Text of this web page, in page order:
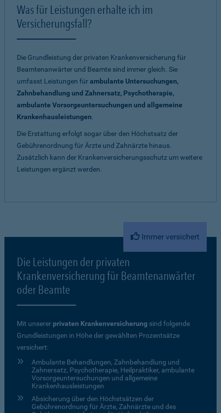
Was für Leistungen erhalte ich im
Versicherungsfall?
Die Grundleistung der privaten Krankenversicherung für
Beamtenanwärter und Beamte sind immer gleich. Sie
umfasst Leistungen fürambulante Untersuchungen,
Zahnbehandlung und Zahnersatz, Psychotherapie,
ambulante Vorsorgeuntersuchungen und allgemeine
Krankenhausleistungen.
Die Erstattung erfolgt sogar über den Höchstsatz der
Gebührenordnung für Ärzte und Zahnärzte hinaus.
Zusätzlich kann der Krankenversicherungsschutz um weitere
Leistungen ergänzt werden.
Immer versichert
Die Leistungen der privaten
Krankenversicherung für Beamtenanwärter
oder Beamte
Mit unserer privaten Krankenversicherung sind folgende
Grundleistungen in Höhe der gewählten Prozentsätze
versichert:
Ambulante Behandlungen, Zahnbehandlung und
Zahnersatz, Psychotherapie, Heilpraktiker, ambulante
Vorsorgeuntersuchungen und allgemeine
Krankenhausleistungen
Absicherung über den Höchstsätzen der
Gebührenordnung für Ärzte, Zahnärzte und des